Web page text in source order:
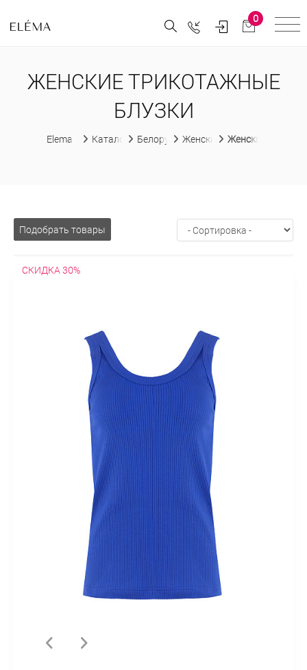
0
ЖЕНСКИЕ ТРИКОТАЖНЫЕ
БЛУЗКИ
Elema Каталог Белорусская женская одежда
Женские блузки
Женские
Подобрать товары
СКИДКА 30%